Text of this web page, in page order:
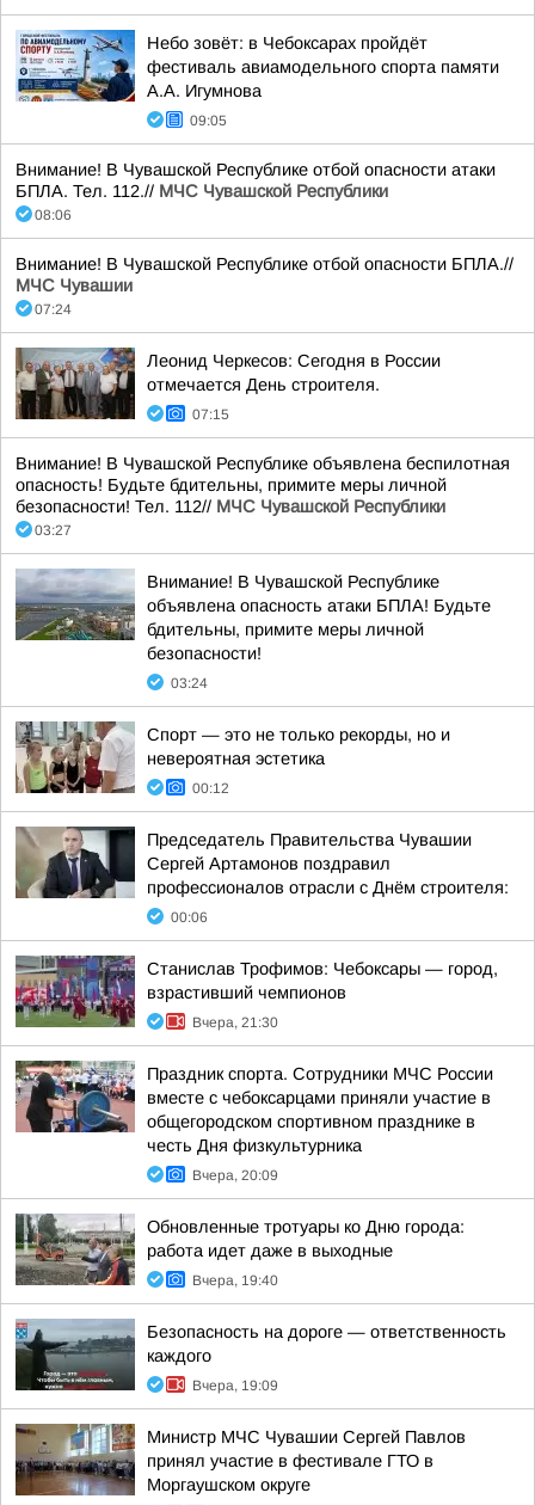
Небо зовёт: в Чебоксарах пройдёт
фестиваль авиамодельного спорта памяти
А.А. Игумнова
09:05
Внимание! В Чувашской Республике отбой опасности атаки
БПЛА. Тел. 112.// МЧС Чувашской Республики
08:06
Внимание! В Чувашской Республике отбой опасности БПЛА.//
МЧС Чувашии
07:24
Леонид Черкесов: Сегодня в России
отмечается День строителя.
07:15
Внимание! В Чувашской Республике объявлена беспилотная
опасность! Будьте бдительны, примите меры личной
безопасности! Тел. 112// МЧС Чувашской Республики
03:27
Внимание! В Чувашской Республике
объявлена опасность атаки БПЛА! Будьте
бдительны, примите меры личной
безопасности!
03:24
Спорт — это не только рекорды, но и
невероятная эстетика
00:12
Председатель Правительства Чувашии
Сергей Артамонов поздравил
профессионалов отрасли с Днём строителя:
00:06
Станислав Трофимов: Чебоксары — город,
взрастивший чемпионов
Вчера, 21:30
Праздник спорта. Сотрудники МЧС России
вместе с чебоксарцами приняли участие в
общегородском спортивном празднике в
честь Дня физкультурника
Вчера, 20:09
Обновленные тротуары ко Дню города:
работа идет даже в выходные
Вчера, 19:40
Безопасность на дороге — ответственность
каждого
Вчера, 19:09
Министр МЧС Чувашии Сергей Павлов
принял участие в фестивале ГТО в
Моргаушском округе